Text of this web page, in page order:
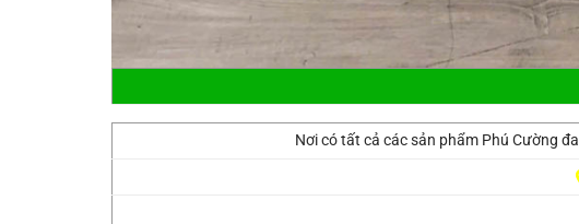
Nơi có tất cả các sản phẩm Phú Cường